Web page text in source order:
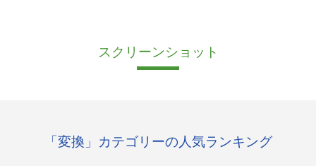
スクリーンショット
「変換」カテゴリーの人気ランキング